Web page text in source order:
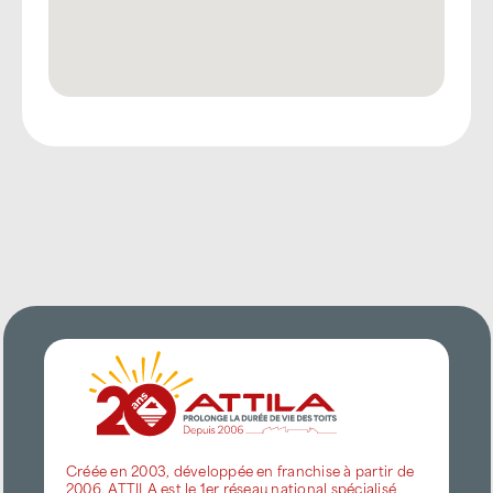
Créée en 2003, développée en franchise à partir de
2006, ATTILA est le 1er réseau national spécialisé